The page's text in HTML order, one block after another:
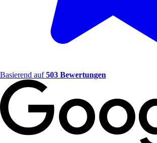
Basierend auf503 Bewertungen